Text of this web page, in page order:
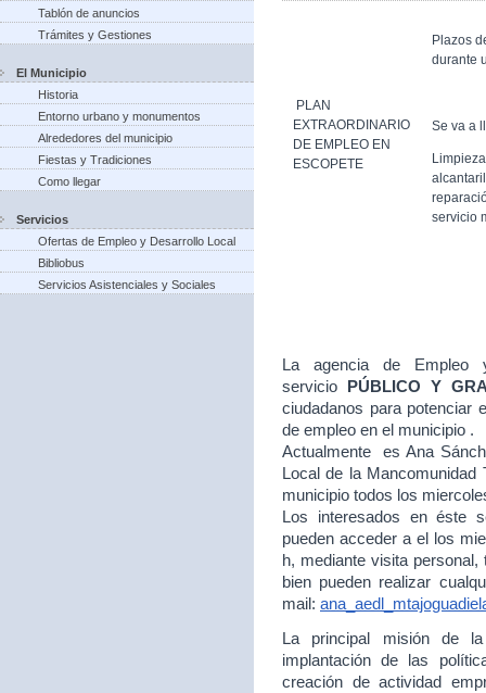
Tablón de anuncios
Trámites y Gestiones
El Municipio
Historia
Entorno urbano y monumentos
Alrededores del municipio
Fiestas y Tradiciones
Como llegar
Servicios
Ofertas de Empleo y Desarrollo Local
Bibliobus
Servicios Asistenciales y Sociales
PLAN
EXTRAORDINARIO
DE EMPLEO EN
ESCOPETE
Plazos
durante
Se va a
servicio
La agencia de Empleo
servicio
PÚBLICO Y
ciudadanos para potenciar
de empleo en el municipio .
Actualmente es Ana
Local de la Mancomunidad
municipio todos los
Los interesados en éste
pueden acceder a el los
h, mediante visita
bien pueden realizar
mail:
La principal misión de
implantación de las
creación de actividad